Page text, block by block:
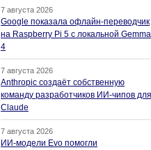
7 августа 2026
Google показала офлайн-переводчик
на Raspberry Pi 5 с локальной Gemma
4
7 августа 2026
Anthropic создаёт собственную
команду разработчиков ИИ-чипов для
Claude
7 августа 2026
ИИ-модели Evo помогли